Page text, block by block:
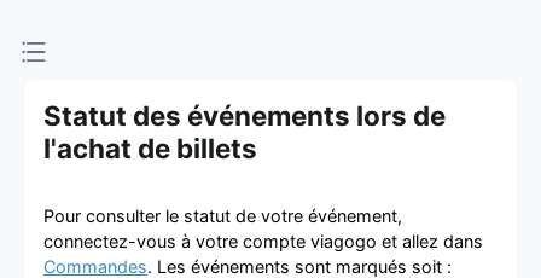
de vente de
billets
Statut des événements lors de
l'achat de billets
Pour consulter le statut de votre événement,
connectez-vous à votre compte viagogo et allez dans
Commandes. Les événements sont marqués soit :